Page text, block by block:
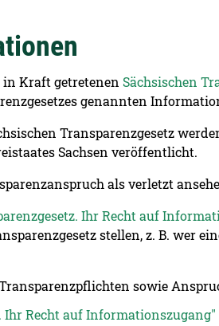
in Kraft getretenen Sächsischen
genannten
Transparenzgesetz
Sachsen veröffentlicht.
als verletzt
Ihr Recht auf
stellen, z. B. wer
sowie
Ihr Recht auf Informationszugang"